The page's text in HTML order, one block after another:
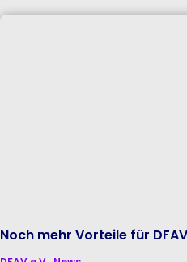
Noch mehr Vorteile für